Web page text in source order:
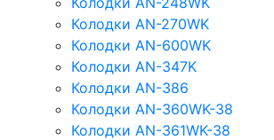
Колодки AN-270WK
Колодки AN-600WK
Колодки AN-347K
Колодки AN-386
Колодки AN-360WK-38
Колодки AN-361WK-38